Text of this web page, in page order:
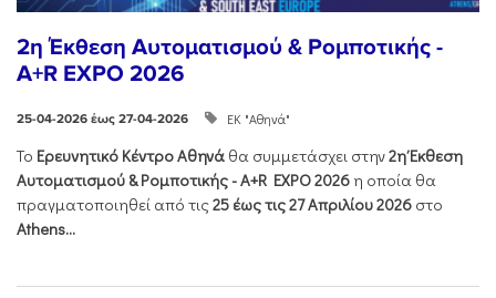
2η Έκθεση Αυτοματισμού & Ρομποτικής -
A+R EXPO 2026
25-04-2026 έως 27-04-2026 ΕΚ "Αθηνά"
Το Ερευνητικό Κέντρο Αθηνά θα συμμετάσχει στην2η Έκθεση
Αυτοματισμού & Ρομποτικής - Α+R EXPO 2026 η οποία θα
πραγματοποιηθεί από τις25 έως τις 27 Απριλίου 2026 στο
Athens...